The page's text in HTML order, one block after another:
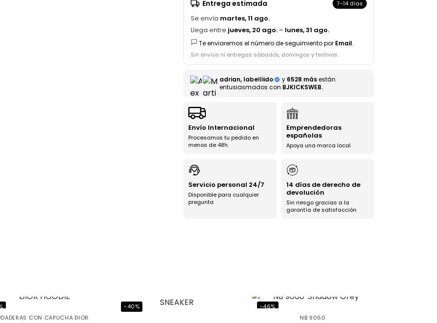
Entrega estimada 7–14 días
Se envía martes, 11 ago.
Llega entre jueves, 20 ago. – lunes, 31 ago.
Te enviaremos el número de seguimiento por Email.
Sin envíos ni entregas sábados, domingos y festivos.
adrian, labelliido y 6528 másestán
entusiasmados con BJKICKSWEB.
Envío Internacional
Procesamos tu pedido en
menos de 48h.
Emprendedoras
españolas
Apoya una marca local
Servicio personal 24/7
Disponible para cualquier
pregunta
14 días de derecho de
devolución
Sin riesgo gracias a la
garantía de satisfacción
CON CAPUCHA DIOR
-40%
-46%
NB 9060
uniéndote
un 5% de